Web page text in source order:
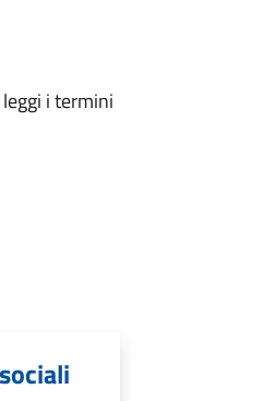
i termini